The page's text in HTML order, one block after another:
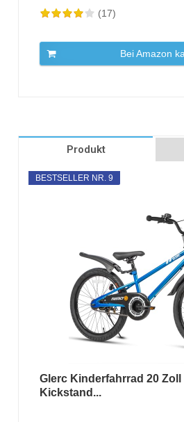
(17)
Bei Amazon
Produkt
BESTSELLER NR. 9
Glerc Kinderfahrrad 20
Kickstand...